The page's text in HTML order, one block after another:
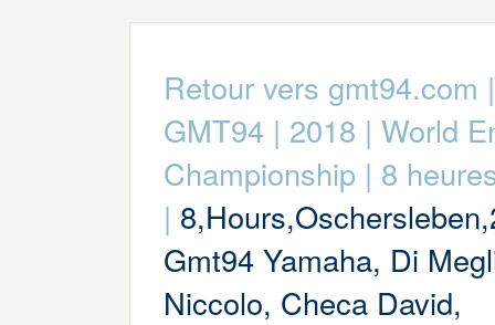
Retour vers gmt94.com
GMT94 | 2018 | World
Championship | 8
|
Gmt94 Yamaha, Di
Niccolo, Checa David,